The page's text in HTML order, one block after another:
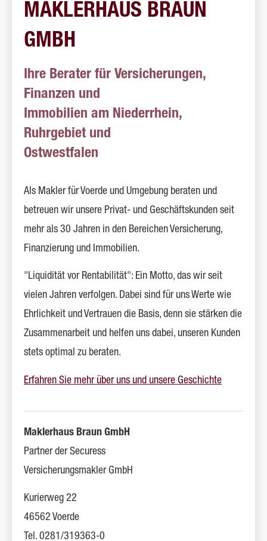
MAKLERHAUS BRAUN
GMBH
Ihre Berater für Versicherungen,
Finanzen und
Immobilien am Niederrhein,
Ruhrgebiet und
Ostwestfalen
Als Makler für Voerde und Umgebung beraten und
betreuen wir unsere Privat- und Geschäftskunden seit
mehr als 30 Jahren in den Bereichen Versicherung,
Finanzierung und Immobilien.
"Liquidität vor Rentabilität": Ein Motto, das wir seit
vielen Jahren verfolgen. Dabei sind für uns Werte wie
Ehrlichkeit und Vertrauen die Basis, denn sie stärken die
Zusammenarbeit und helfen uns dabei, unseren Kunden
stets optimal zu beraten.
Erfahren Sie mehr über uns und unsere Geschichte
Maklerhaus Braun GmbH
Partner der Securess
Ver­sicherungs­makler GmbH
Kurierweg 22
46562 Voerde
Tel. 0281/319363-0